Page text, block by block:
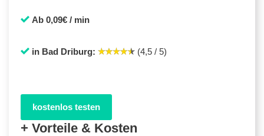
Ab 0,09€ / min
in Bad Driburg: (4,5 / 5)
kostenlos testen
+ Vorteile & Kosten